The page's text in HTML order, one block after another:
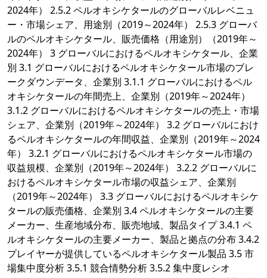
2024年） 2.5.2 ペルオキシケタールのグローバルレベニュ
ー・市場シェア、用途別（2019～2024年） 2.5.3 グローバ
ルのペルオキシケタール、販売価格（用途別）（2019年～
2024年） 3 グローバルにおけるペルオキシケタール、企業
別 3.1 グローバルにおけるペルオキシケタール市場のブレ
ークダウンデータ、企業別 3.1.1 グローバルにおけるペル
オキシケタールの年間売上、企業別（2019年～2024年）
3.1.2 グローバルにおけるペルオキシケタールの売上・市場
シェア、企業別（2019年～2024年） 3.2 グローバルにおけ
るペルオキシケタールの年間収益、企業別（2019年～2024
年） 3.2.1 グローバルにおけるペルオキシケタール市場の
収益規模、企業別（2019年～2024年） 3.2.2 グローバルに
おけるペルオキシケタール市場の収益シェア、企業別
（2019年～2024年） 3.3 グローバルにおけるペルオキシケ
タールの販売価格、企業別 3.4 ペルオキシケタールの主要
メーカー、生産地域分布、販売地域、製品タイプ 3.4.1 ペ
ルオキシケタールの主要メーカー、製品と拠点の分布 3.4.2
プレイヤーが提供しているペルオキシケタール製品 3.5 市
場集中度分析 3.5.1 競合情勢分析 3.5.2 集中度レシオ